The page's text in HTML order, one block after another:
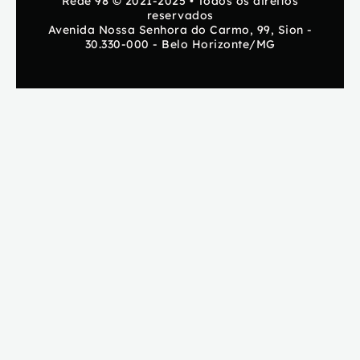
reservados
Avenida Nossa Senhora do Carmo, 99, Sion -
30.330-000 - Belo Horizonte/MG